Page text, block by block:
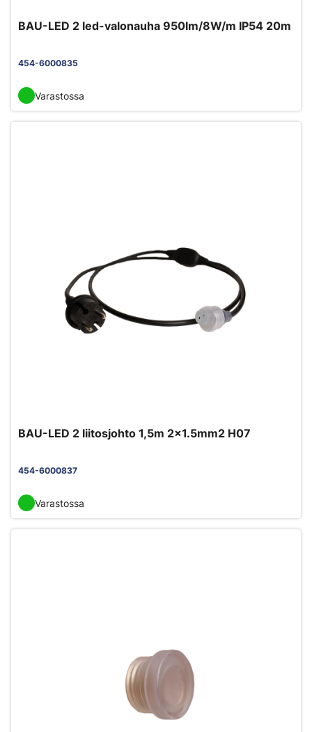
BAU-LED 2 led-valonauha 950lm/8W/m IP54 20m
454-6000835
Varastossa
BAU-LED 2 liitosjohto 1,5m 2x1.5mm2 H07
454-6000837
Varastossa